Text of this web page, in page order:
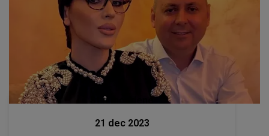
Stiri mondene
21 dec 2023